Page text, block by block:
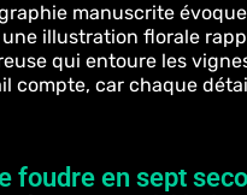
manuscrite
illustration florale
qui entoure les
compte, car chaque
foudre en sept